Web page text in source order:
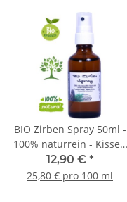
BIO Zirben Spray 50ml -
100% naturrein - Kissen
und Raum-Spray AT-
BIO-302
12,90 € *
25,80 € pro 100 ml